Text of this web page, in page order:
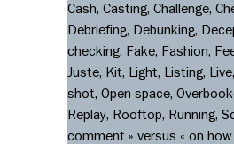
Cash, Casting, Challenge,
Debriefing, Debunking,
checking, Fake, Fashion,
Juste, Kit, Light, Listing,
shot, Open space,
Replay, Rooftop, Running,
comment » versus « on how